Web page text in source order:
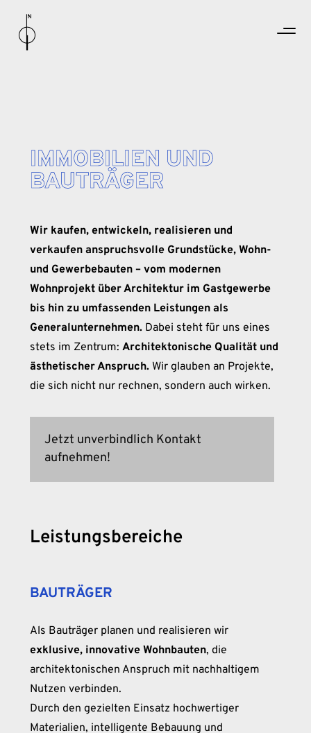
IMMOBILIEN UND
BAUTRÄGER
Wir kaufen, entwickeln, realisieren und
verkaufen anspruchsvolle Grundstücke, Wohn-
und Gewerbebauten – vom modernen
Wohnprojekt über Architektur im Gastgewerbe
bis hin zu umfassenden Leistungen als
Generalunternehmen. Dabei steht für uns eines
stets im Zentrum: Architektonische Qualität und
ästhetischer Anspruch. Wir glauben an Projekte,
die sich nicht nur rechnen, sondern auch wirken.
Jetzt unverbindlich Kontakt
aufnehmen!
Leistungsbereiche
BAUTRÄGER
Als Bauträger planen und realisieren wir
exklusive, innovative Wohnbauten, die
architektonischen Anspruch mit nachhaltigem
Nutzen verbinden.
Durch den gezielten Einsatz hochwertiger
Materialien, intelligente Bebauung und